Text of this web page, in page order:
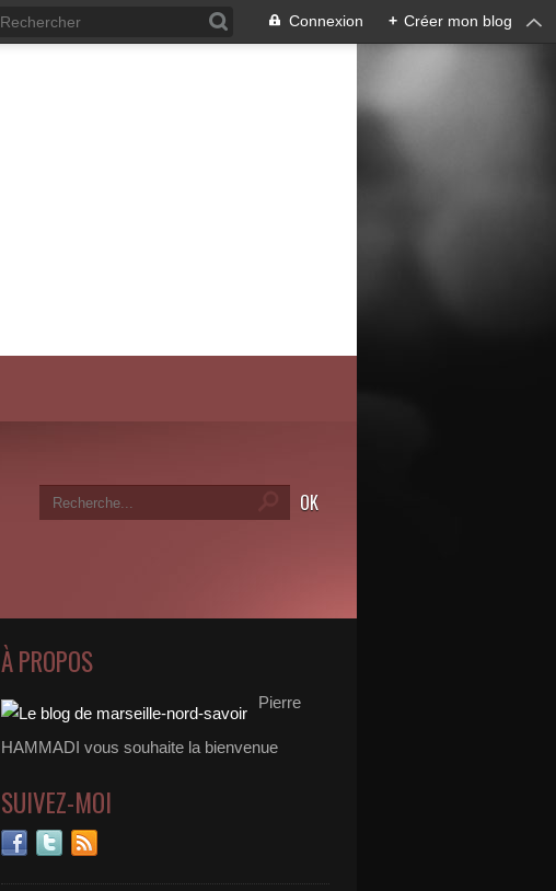
Connexion + Créer mon blog
À PROPOS
Pierre
HAMMADI vous souhaite la bienvenue
SUIVEZ-MOI